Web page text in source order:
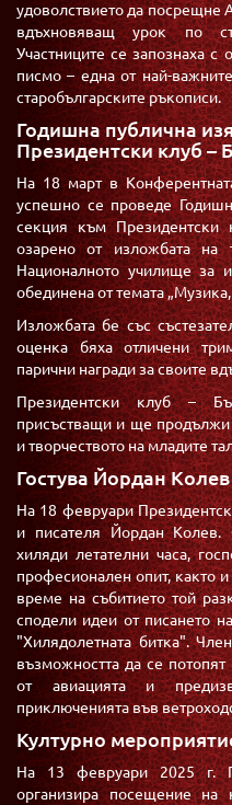
удоволствието да посрещне
вдъхновяващ урок по
Участниците се запознаха с
писмо – една от най-
старобългарските ръкописи.
Годишна публична
Президентски клуб –
На 18 март в
успешно се проведе
секция към Президентски
озарено от изложбата на
Националното училище за
обединена от темата
Изложбата бе със
оценка бяха отличени
парични награди за своите
Президентски клуб –
присъстващи и ще продължи
и творчеството на младите
Гостува Йордан
На 18 февруари
и писателя Йордан Колев.
хиляди летателни часа,
професионален опит, както
време на събитието той
сподели идеи от писането
"Хилядолетната битка".
възможността да се
от авиацията и
приключенията във
Културно
На 13 февруари 2025 г.
организира посещение на